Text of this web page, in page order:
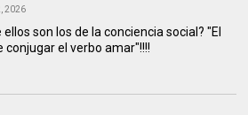
2026
son los de la conciencia social? "El
conjugar el verbo amar"!!!!